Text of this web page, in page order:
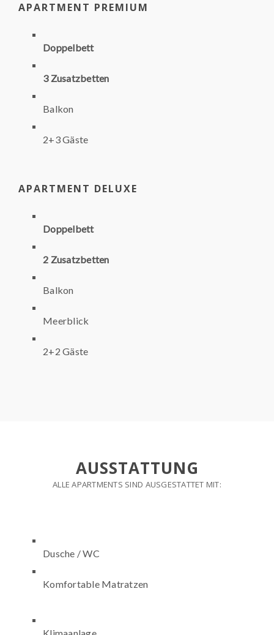
APARTMENT PREMIUM
Doppelbett
3 Zusatzbetten
Balkon
2+3 Gäste
APARTMENT DELUXE
Doppelbett
2 Zusatzbetten
Balkon
Meerblick
2+2 Gäste
AUSSTATTUNG
ALLE APARTMENTS SIND AUSGESTATTET MIT:
Dusche / WC
Komfortable Matratzen